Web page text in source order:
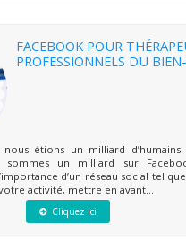
FACEBOOK POUR
PROFESSIONNELS DU
nous étions un milliard d’humains
sommes un milliard sur
d’un réseau social tel
activité, mettre en avant...
Cliquez ici